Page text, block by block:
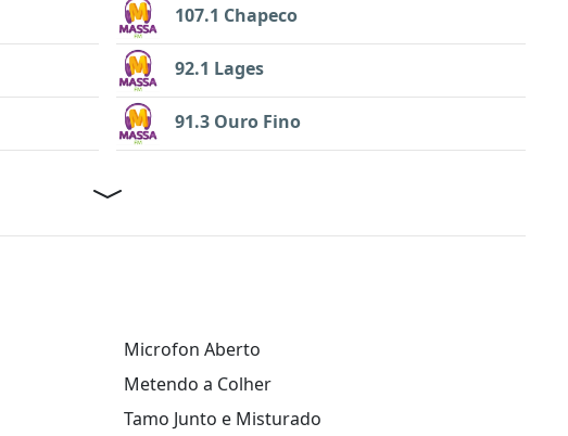
107.1 Chapeco
92.1 Lages
91.3 Ouro Fino
Microfon Aberto
Metendo a Colher
Tamo Junto e Misturado